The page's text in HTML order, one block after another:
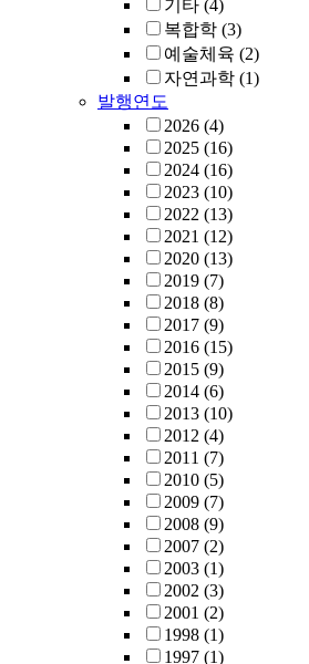
기타 (4)
복합학 (3)
예술체육 (2)
자연과학 (1)
발행연도
2026 (4)
2025 (16)
2024 (16)
2023 (10)
2022 (13)
2021 (12)
2020 (13)
2019 (7)
2018 (8)
2017 (9)
2016 (15)
2015 (9)
2014 (6)
2013 (10)
2012 (4)
2011 (7)
2010 (5)
2009 (7)
2008 (9)
2007 (2)
2003 (1)
2002 (3)
2001 (2)
1998 (1)
1997 (1)